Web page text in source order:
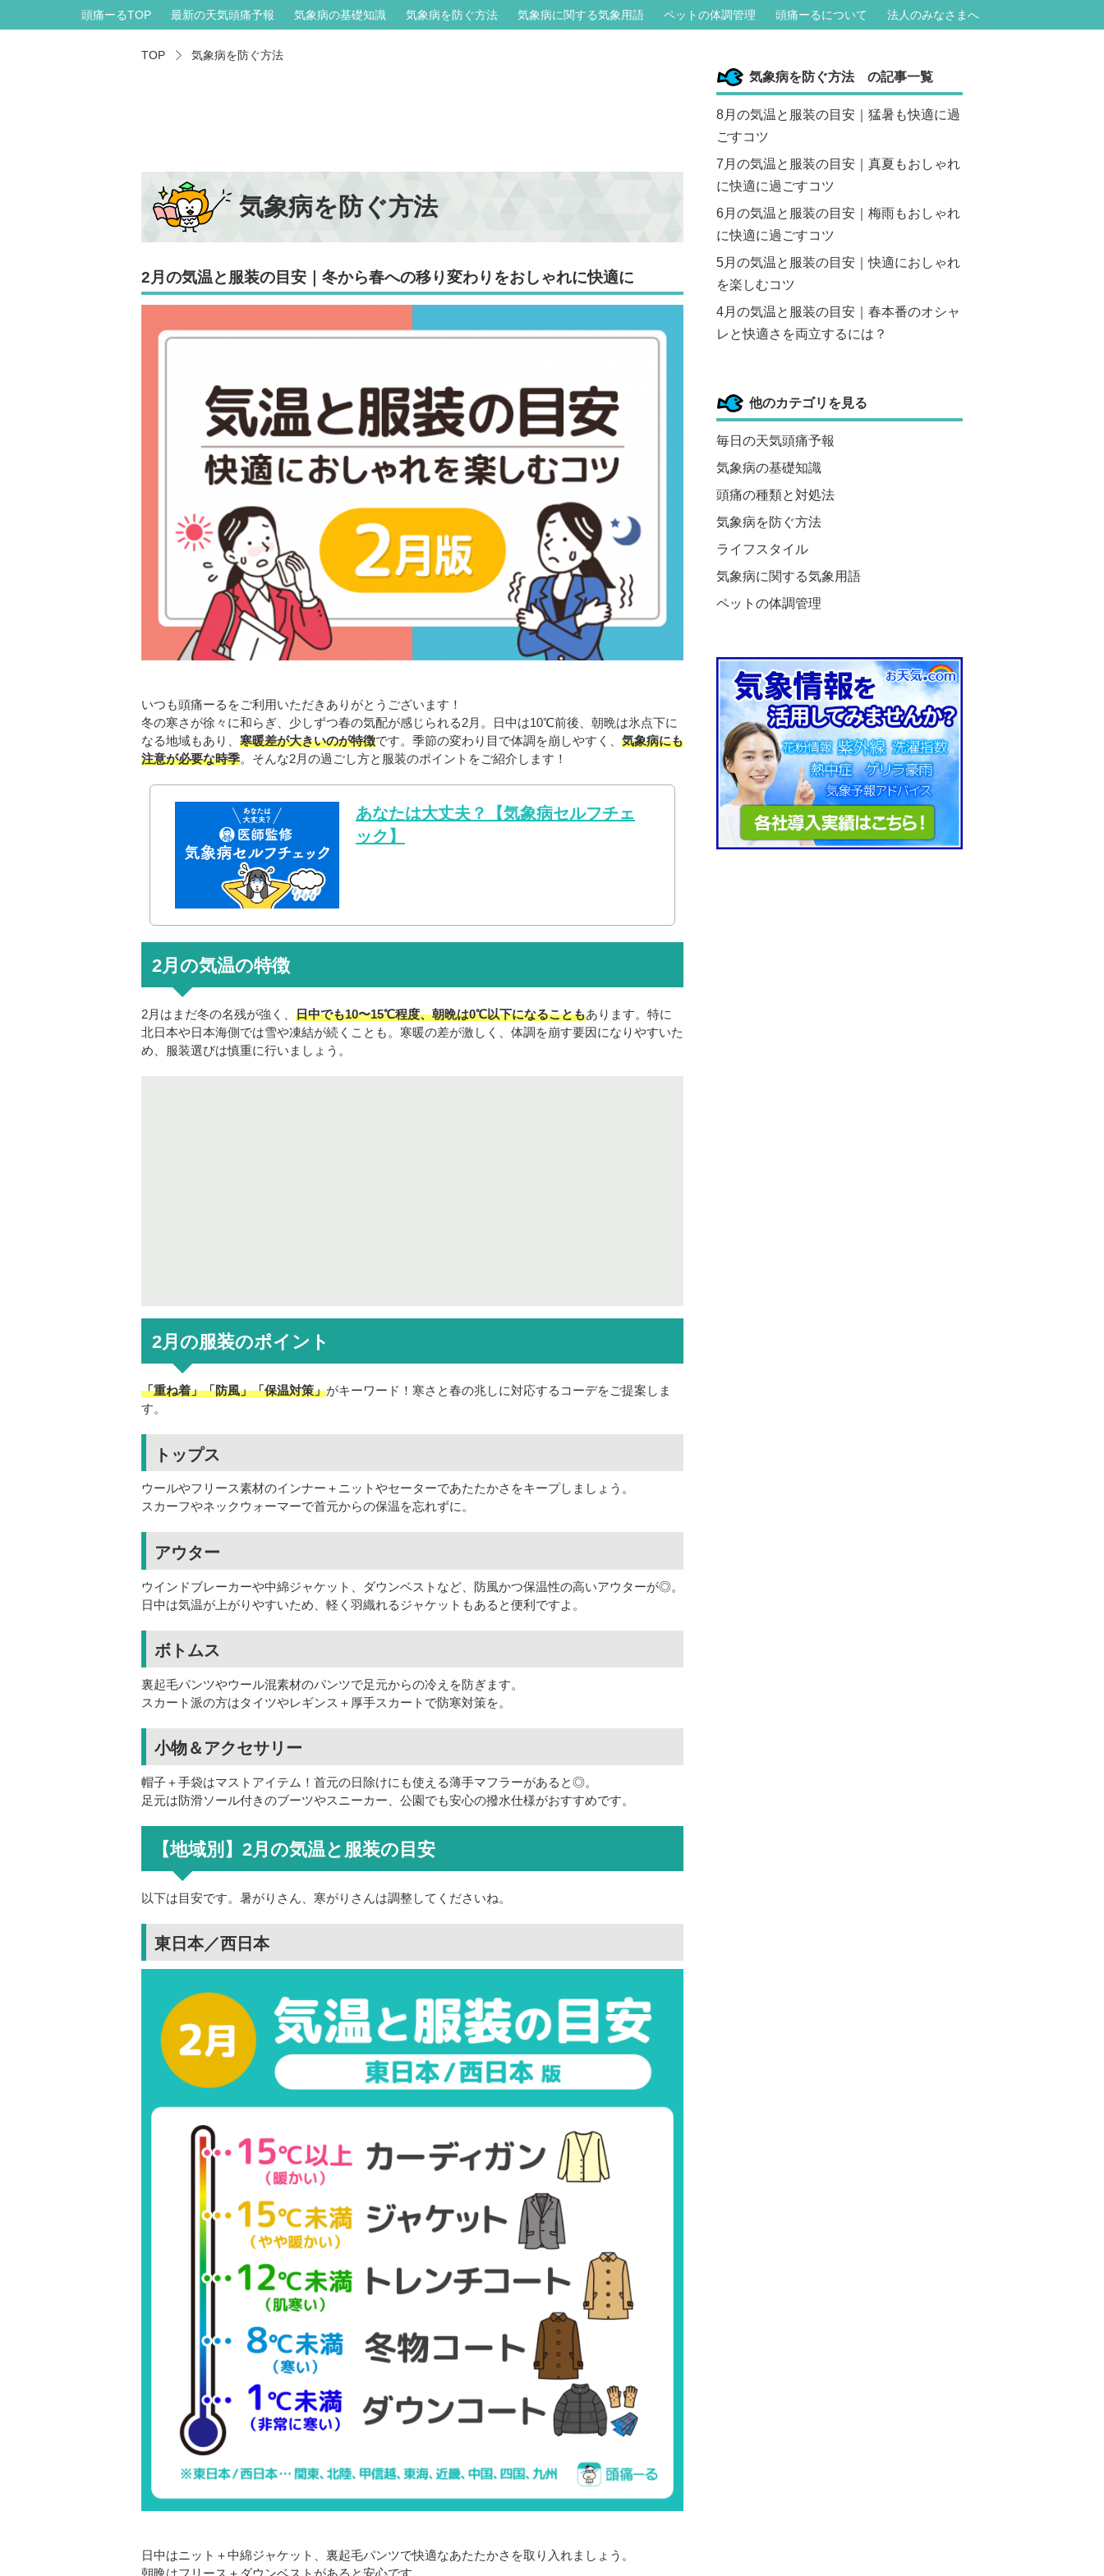
頭痛ーるTOP 最新の天気頭痛予報 気象病の基礎知識 気象病を防ぐ方法 気象病に関する気象用語 ペットの体調管理 頭痛ーるについて 法人のみなさまへ
気象病を防ぐ方法
TOP 気象病を防ぐ方法
2月の気温と服装の目安｜冬から春への移り変わりをおしゃれに快適に
いつも頭痛ーるをご利用いただきありがとうございます！
冬の寒さが徐々に和らぎ、少しずつ春の気配が感じられる2月。日中は10℃前後、朝晩は氷点下に
なる地域もあり、 寒暖差が大きいのが特徴です。季節の変わり目で体調を崩しやすく、 気象病にも
注意が必要な時季。そんな2月の過ごし方と服装のポイントをご紹介します！
あなたは大丈夫？【気象病セルフチェ
ック】
2月の気温の特徴
2月はまだ冬の名残が強く、 日中でも10〜15℃程度、朝晩は0℃以下になることもあります。特に
北日本や日本海側では雪や凍結が続くことも。寒暖の差が激しく、体調を崩す要因になりやすいた
め、服装選びは慎重に行いましょう。
2月の服装のポイント
「重ね着」「防風」「保温対策」がキーワード！寒さと春の兆しに対応するコーデをご提案しま
す。
トップス
ウールやフリース素材のインナー＋ニットやセーターであたたかさをキープしましょう。
スカーフやネックウォーマーで首元からの保温を忘れずに。
アウター
ウインドブレーカーや中綿ジャケット、ダウンベストなど、防風かつ保温性の高いアウターが◎。
日中は気温が上がりやすいため、軽く羽織れるジャケットもあると便利ですよ。
ボトムス
裏起毛パンツやウール混素材のパンツで足元からの冷えを防ぎます。
スカート派の方はタイツやレギンス＋厚手スカートで防寒対策を。
小物＆アクセサリー
帽子＋手袋はマストアイテム！首元の日除けにも使える薄手マフラーがあると◎。
足元は防滑ソール付きのブーツやスニーカー、公園でも安心の撥水仕様がおすすめです。
【地域別】2月の気温と服装の目安
以下は目安です。暑がりさん、寒がりさんは調整してくださいね。
東日本／西日本
日中はニット＋中綿ジャケット、裏起毛パンツで快適なあたたかさを取り入れましょう。
朝晩はフリース＋ダウンベストがあると安心です。
気象病を防ぐ方法 の記事一覧
8月の気温と服装の目安｜猛暑も快適に過
ごすコツ
7月の気温と服装の目安｜真夏もおしゃれ
に快適に過ごすコツ
6月の気温と服装の目安｜梅雨もおしゃれ
に快適に過ごすコツ
5月の気温と服装の目安｜快適におしゃれ
を楽しむコツ
4月の気温と服装の目安｜春本番のオシャ
レと快適さを両立するには？
他のカテゴリを見る
毎日の天気頭痛予報
気象病の基礎知識
頭痛の種類と対処法
気象病を防ぐ方法
ライフスタイル
気象病に関する気象用語
ペットの体調管理